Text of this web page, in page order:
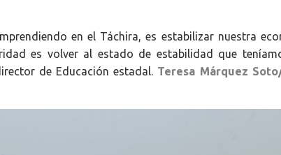
en el Táchira, es estabilizar nuestra
es volver al estado de estabilidad que
de Educación estadal. Teresa Márquez